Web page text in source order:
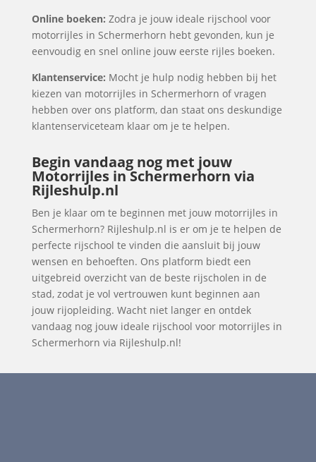
Online boeken: Zodra je jouw ideale rijschool voor
motorrijles in Schermerhorn hebt gevonden, kun je
eenvoudig en snel online jouw eerste rijles boeken.
Klantenservice: Mocht je hulp nodig hebben bij het
kiezen van motorrijles in Schermerhorn of vragen
hebben over ons platform, dan staat ons deskundige
klantenserviceteam klaar om je te helpen.
Begin vandaag nog met jouw
Motorrijles in Schermerhorn via
Rijleshulp.nl
Ben je klaar om te beginnen met jouw motorrijles in
Schermerhorn? Rijleshulp.nl is er om je te helpen de
perfecte rijschool te vinden die aansluit bij jouw
wensen en behoeften. Ons platform biedt een
uitgebreid overzicht van de beste rijscholen in de
stad, zodat je vol vertrouwen kunt beginnen aan
jouw rijopleiding. Wacht niet langer en ontdek
vandaag nog jouw ideale rijschool voor motorrijles in
Schermerhorn via Rijleshulp.nl!